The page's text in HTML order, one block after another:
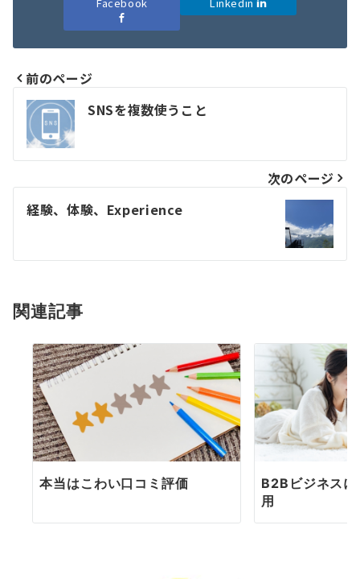
Facebook Linkedin
投
稿
ナ
ビ
ゲ
ョ
前のページ
SNSを複数使うこと
次のページ
経験、体験、Experience
関連記事
本当はこわい口コミ評価
B2Bビジネス
用